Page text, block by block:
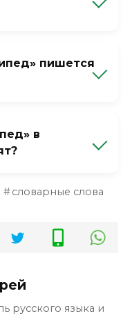
пишется
написание
в
правильно
словарные слова
русского языка и